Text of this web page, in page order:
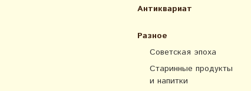
Антиквариат
Разное
Советская эпоха
Старинные продукты
и напитки